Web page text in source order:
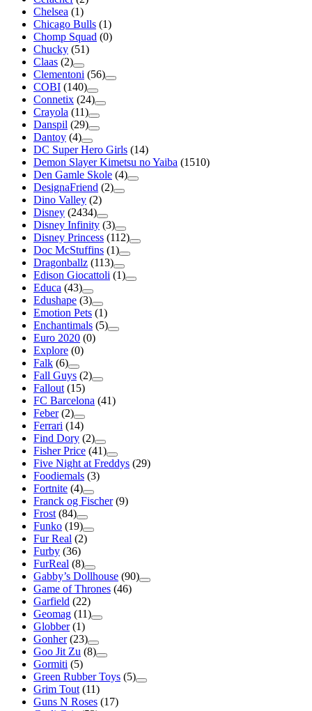
Chelsea (1)
Chicago Bulls (1)
Chomp Squad (0)
Chucky (51)
Claas (2)
Clementoni (56)
COBI (140)
Connetix (24)
Crayola (11)
Danspil (29)
Dantoy (4)
DC Super Hero Girls (14)
Demon Slayer Kimetsu no Yaiba (1510)
Den Gamle Skole (4)
DesignaFriend (2)
Dino Valley (2)
Disney (2434)
Disney Infinity (3)
Disney Princess (112)
Doc McStuffins (1)
Dragonballz (113)
Edison Giocattoli (1)
Educa (43)
Edushape (3)
Emotion Pets (1)
Enchantimals (5)
Euro 2020 (0)
Explore (0)
Falk (6)
Fall Guys (2)
Fallout (15)
FC Barcelona (41)
Feber (2)
Ferrari (14)
Find Dory (2)
Fisher Price (41)
Five Night at Freddys (29)
Foodiemals (3)
Fortnite (4)
Franck og Fischer (9)
Frost (84)
Funko (19)
Fur Real (2)
Furby (36)
FurReal (8)
Gabby’s Dollhouse (90)
Game of Thrones (46)
Garfield (22)
Geomag (11)
Globber (1)
Gonher (23)
Goo Jit Zu (8)
Gormiti (5)
Green Rubber Toys (5)
Grim Tout (11)
Guns N Roses (17)